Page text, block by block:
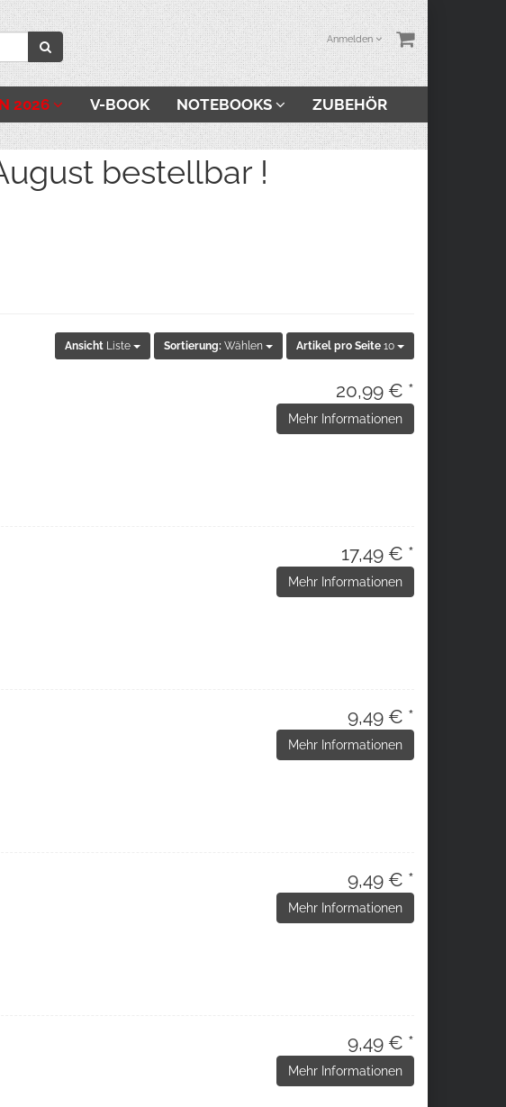
Anmelden
2026 V-BOOK NOTEBOOKS ZUBEHÖR
bestellbar !
Ansicht Liste Sortierung: Wählen Artikel pro Seite 10
20,99 € *
Mehr Informationen
17,49 € *
Mehr Informationen
9,49 € *
Mehr Informationen
9,49 € *
Mehr Informationen
9,49 € *
Mehr Informationen